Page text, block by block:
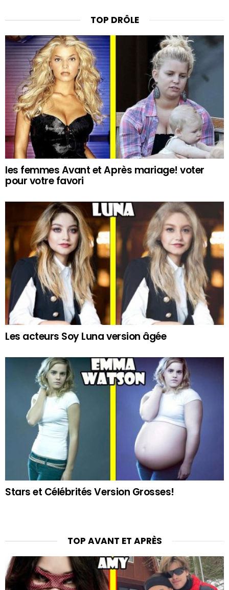
TOP DRÔLE
les femmes Avant et Après mariage! voter
pour votre favori
Les acteurs Soy Luna version âgée
Stars et Célébrités Version Grosses!
TOP AVANT ET APRÈS